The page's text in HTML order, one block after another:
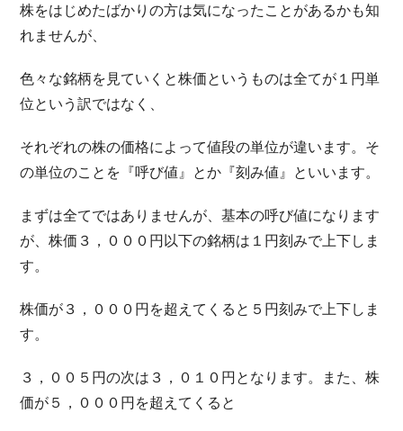
株をはじめたばかりの方は気になったことがあるかも知
れませんが、
色々な銘柄を見ていくと株価というものは全てが１円単
位という訳ではなく、
それぞれの株の価格によって値段の単位が違います。そ
の単位のことを『呼び値』とか『刻み値』といいます。
まずは全てではありませんが、基本の呼び値になります
が、株価３，０００円以下の銘柄は１円刻みで上下しま
す。
株価が３，０００円を超えてくると５円刻みで上下しま
す。
３，００５円の次は３，０１０円となります。また、株
価が５，０００円を超えてくると